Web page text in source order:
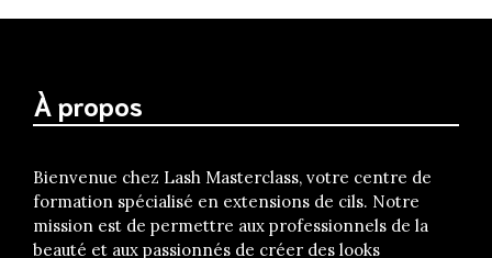
À propos
Bienvenue chez Lash Masterclass, votre centre de
formation spécialisé en extensions de cils. Notre
mission est de permettre aux professionnels de la
beauté et aux passionnés de créer des looks